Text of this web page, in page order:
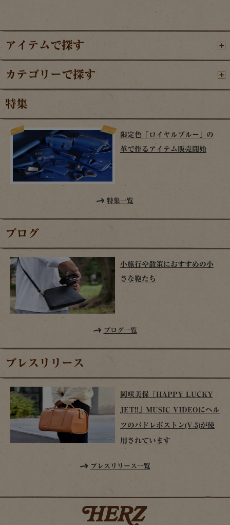
アイテムで探す
カテゴリーで探す
特集
限定色「ロイヤルブルー」の
革で作るアイテム販売開始
特集一覧
ブログ
小旅行や散策におすすめの小
さな鞄たち
ブログ一覧
プレスリリース
岡咲美保「HAPPY LUCKY
JET!!」MUSIC VIDEOにヘル
ツのパドレボストン(V-5)が使
用されています
プレスリリース一覧